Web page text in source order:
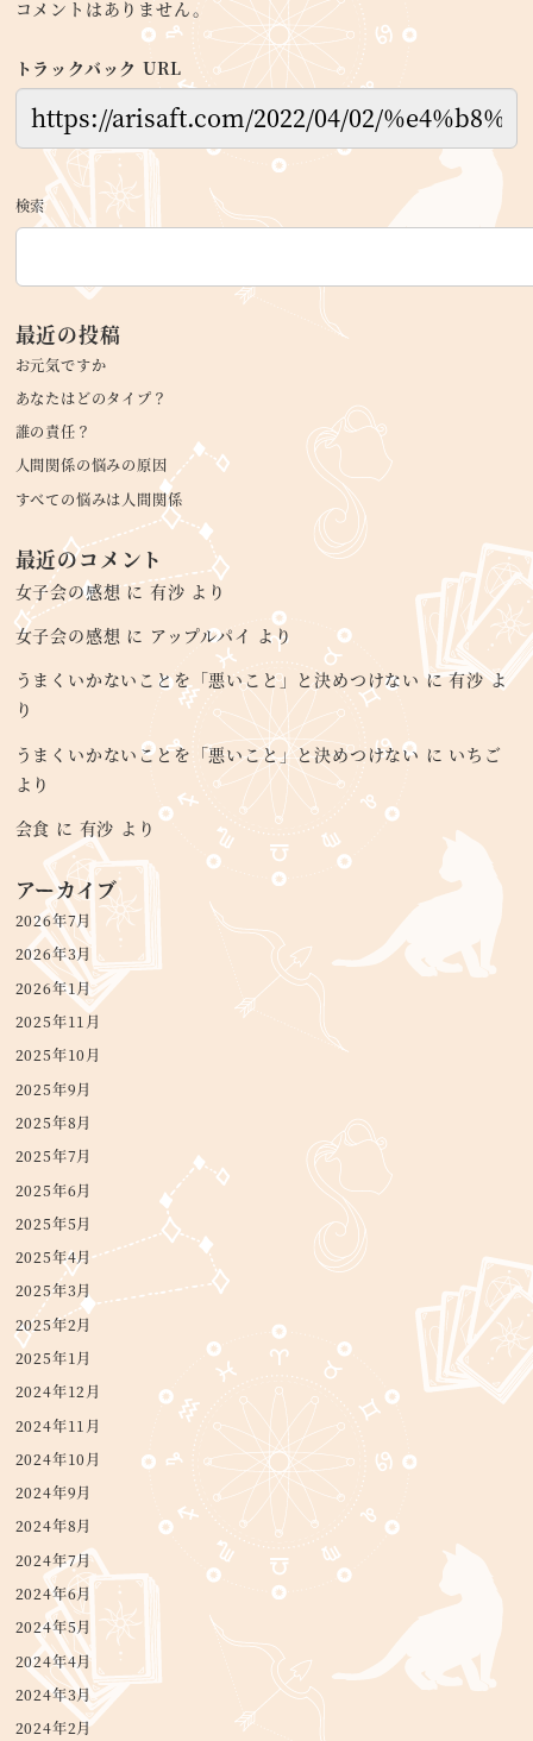
コメントはありません。
トラックバック URL
検索
最近の投稿
お元気ですか
あなたはどのタイプ？
誰の責任？
人間関係の悩みの原因
すべての悩みは人間関係
最近のコメント
女子会の感想に 有沙 より
女子会の感想 に アップルパイ より
うまくいかないことを「悪いこと」と決めつけない に有沙よ
り
うまくいかないことを「悪いこと」と決めつけない に いちご
より
会食 に 有沙 より
アーカイブ
2026年7月
2026年3月
2026年1月
2025年11月
2025年10月
2025年9月
2025年8月
2025年7月
2025年6月
2025年5月
2025年4月
2025年3月
2025年2月
2025年1月
2024年12月
2024年11月
2024年10月
2024年9月
2024年8月
2024年7月
2024年6月
2024年5月
2024年4月
2024年3月
2024年2月